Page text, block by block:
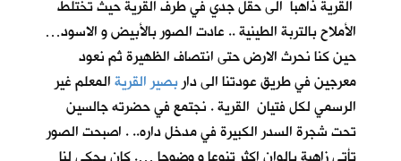
القرية ذاهبا الى حقل جدي في طرف القرية حيث تختلط
الأملاح بالتربة الطينية .. عادت الصور بالأبيض و الاسود…
حين كنا نحرث الارض حتى انتصاف الظهيرة ثم نعود
معرجين في طريق عودتنا الى داربصير القريةالمعلم غير
الرسمي لكل فتيان القرية . نجتمع في حضرته جالسين
تحت شجرة السدر الكبيرة في مدخل داره.. . اصبحت الصور